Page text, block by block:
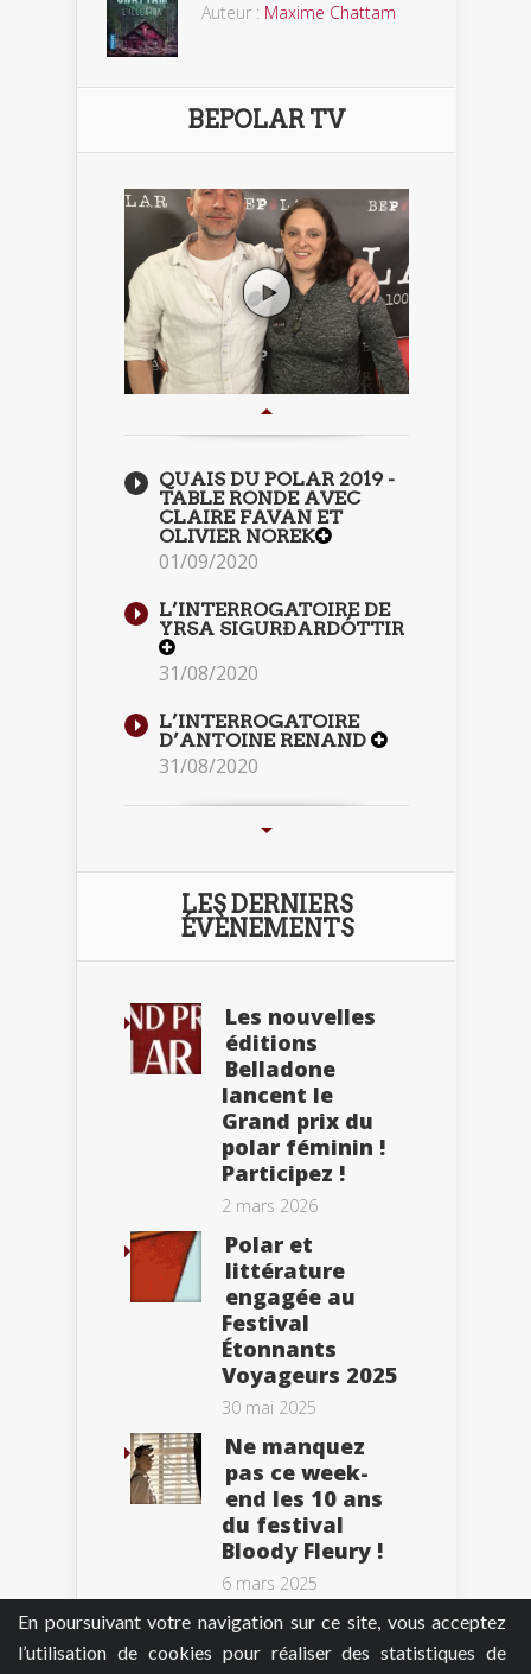
En poursuivant votre navigation sur ce site, vous acceptez
l’utilisation de cookies pour réaliser des statistiques de
Auteur : Maxime Chattam
BEPOLAR TV
QUAIS DU POLAR 2019 -
TABLE RONDE AVEC
CLAIRE FAVAN ET
OLIVIER NOREK
01/09/2020
L’INTERROGATOIRE DE
YRSA SIGURÐARDÓTTIR
31/08/2020
L’INTERROGATOIRE
D’ANTOINE RENAND
31/08/2020
LES DERNIERS
ÉVÈNEMENTS
Les nouvelles
éditions
Belladone
lancent le
Grand prix du
polar féminin !
Participez !
2 mars 2026
Polar et
littérature
engagée au
Festival
Étonnants
Voyageurs 2025
30 mai 2025
Ne manquez
pas ce week-
end les 10 ans
du festival
Bloody Fleury !
6 mars 2025